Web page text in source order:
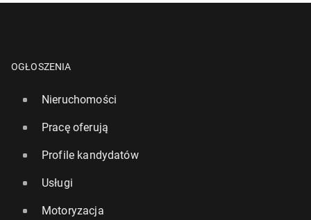
OGŁOSZENIA
Nieruchomości
Pracę oferują
Profile kandydatów
Usługi
Motoryzacja